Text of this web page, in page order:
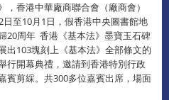
香港中華廠商聯合會（廠商會）
至10月1日，假香港中央圖書館地
20周年 香港《基本法》墨寶玉石碑
出103塊刻上《基本法》全部條文的
行開幕典禮，邀請到香港特別行政
賓剪綵。共300多位嘉賓出席，場面